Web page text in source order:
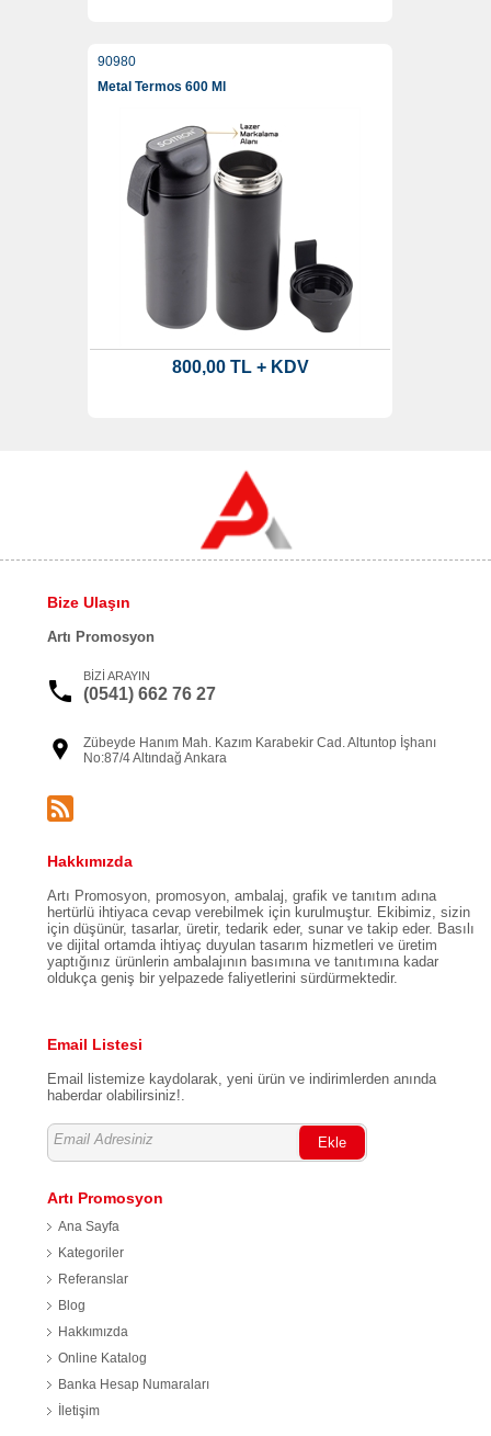
90980
Metal Termos 600 Ml
800,00 TL + KDV
Bize Ulaşın
Artı Promosyon
BİZİ ARAYIN
(0541) 662 76 27
Zübeyde Hanım Mah. Kazım Karabekir Cad. Altuntop İşhanı
No:87/4 Altındağ Ankara
Hakkımızda
Artı Promosyon, promosyon, ambalaj, grafik ve tanıtım adına
hertürlü ihtiyaca cevap verebilmek için kurulmuştur. Ekibimiz, sizin
için düşünür, tasarlar, üretir, tedarik eder, sunar ve takip eder. Basılı
ve dijital ortamda ihtiyaç duyulan tasarım hizmetleri ve üretim
yaptığınız ürünlerin ambalajının basımına ve tanıtımına kadar
oldukça geniş bir yelpazede faliyetlerini sürdürmektedir.
Email Listesi
Email listemize kaydolarak, yeni ürün ve indirimlerden anında
haberdar olabilirsiniz!.
Ekle
Artı Promosyon
Ana Sayfa
Kategoriler
Referanslar
Blog
Hakkımızda
Online Katalog
Banka Hesap Numaraları
İletişim